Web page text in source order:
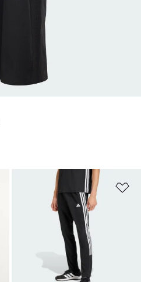
Añadir a la lista de deseos